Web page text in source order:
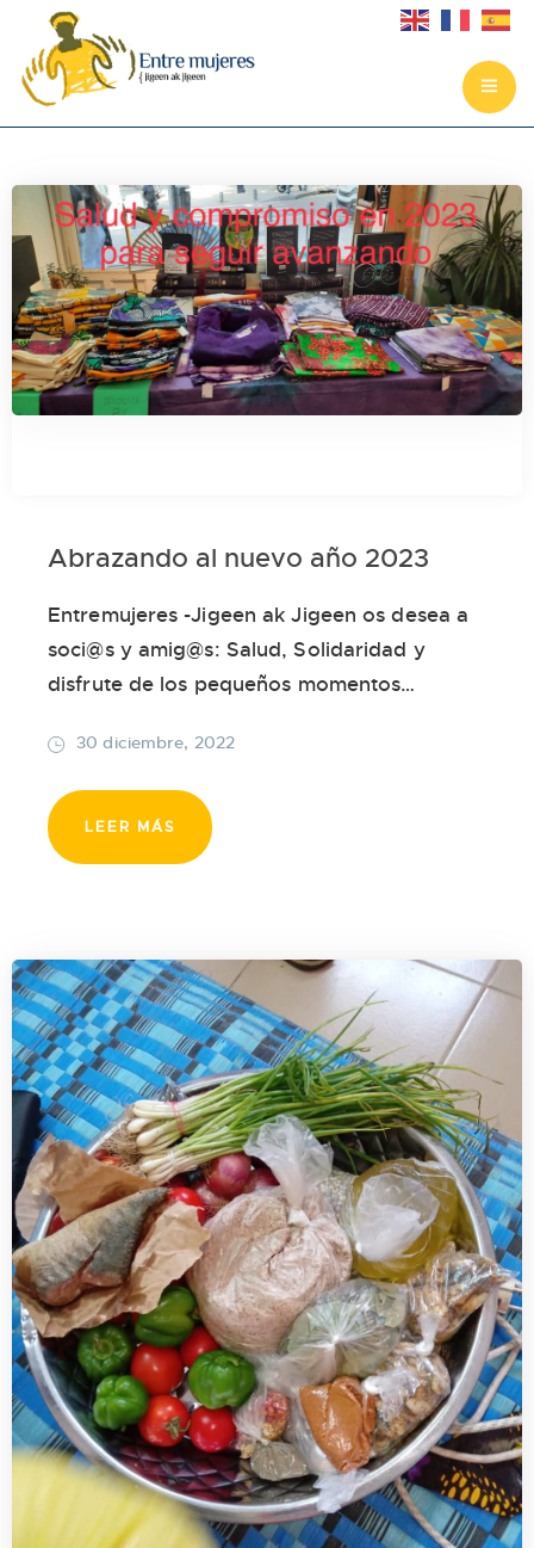
Portada
La asociación
Ejes del proyecto
Noticias
Contacto
Abrazando al nuevo año 2023
Entremujeres -Jigeen ak Jigeen os desea a
soci@s y amig@s: Salud, Solidaridad y
disfrute de los pequeños momentos…
30 diciembre, 2022
LEER MÁS